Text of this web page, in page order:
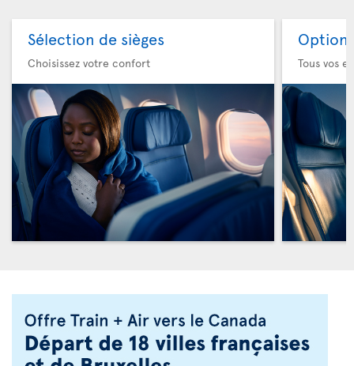
Sélection de sièges
Choisissez votre confort
Option
Tous vos